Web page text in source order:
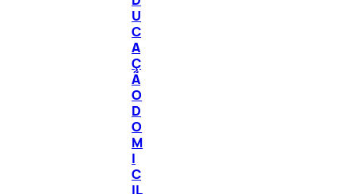
U
C
A
Ç
Ã
O
D
O
M
I
C
IL